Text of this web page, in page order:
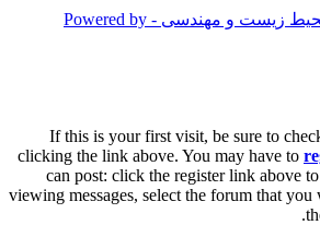
If this is your first visit, be sure to
clicking the link above. You may have to
can post: click the register link above
viewing messages, select the forum that